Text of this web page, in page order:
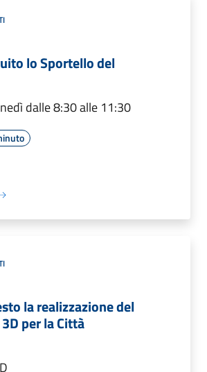
lo Sportello del
dalle 8:30 alle 11:30
la realizzazione del
per la Città